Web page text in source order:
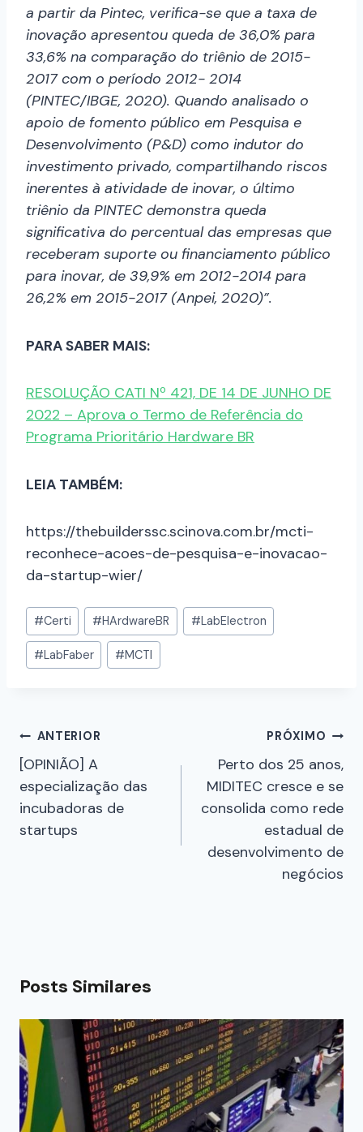
a partir da Pintec, verifica-se que a taxa de
inovação apresentou queda de 36,0% para
33,6% na comparação do triênio de 2015-
2017 com o período 2012- 2014
(PINTEC/IBGE, 2020). Quando analisado o
apoio de fomento público em Pesquisa e
Desenvolvimento (P&D) como indutor do
investimento privado, compartilhando riscos
inerentes à atividade de inovar, o último
triênio da PINTEC demonstra queda
significativa do percentual das empresas que
receberam suporte ou financiamento público
para inovar, de 39,9% em 2012-2014 para
26,2% em 2015-2017 (Anpei, 2020)”.
PARA SABER MAIS:
RESOLUÇÃO CATI Nº 421, DE 14 DE JUNHO DE
2022 – Aprova o Termo de Referência do
Programa Prioritário Hardware BR
LEIA TAMBÉM:
https://thebuilderssc.scinova.com.br/mcti-
reconhece-acoes-de-pesquisa-e-inovacao-
da-startup-wier/
#Certi #HArdwareBR #LabElectron
#LabFaber #MCTI
ANTERIOR
[OPINIÃO] A
especialização das
incubadoras de
startups
PRÓXIMO
Perto dos 25 anos,
MIDITEC cresce e se
consolida como rede
estadual de
desenvolvimento de
negócios
Posts Similares